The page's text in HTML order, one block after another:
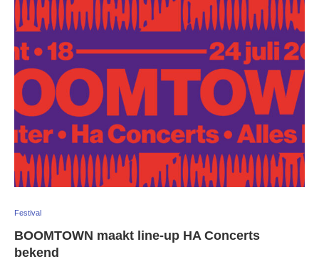
Festival
BOOMTOWN maakt line-up HA Concerts
bekend